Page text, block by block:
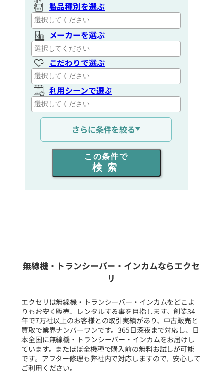
製品種別を選ぶ
メーカーを選ぶ
こだわりで選ぶ
利用シーンで選ぶ
通信距離を選ぶ
出力を選ぶ
同時通話人数を選ぶ
フリーワード入力(製品名等)
選択条件をリセット
さらに条件を絞る
この条件で
検索
無線機・トランシーバー・インカムならエクセ
リ
エクセリは無線機・トランシーバー・インカムをどこよ
りもお安く販売、レンタルする事を目指します。創業34
年で7万社以上のお客様との取引実績があり、中古販売と
買取で業界ナンバーワンです。365日深夜まで対応し、日
本全国に無線機・トランシーバー・インカムをお届けし
ています。またほぼ全機種で購入前の無料お試しが可能
です。アフター修理も弊社内で対応しますので、安心して
ご利用ください。